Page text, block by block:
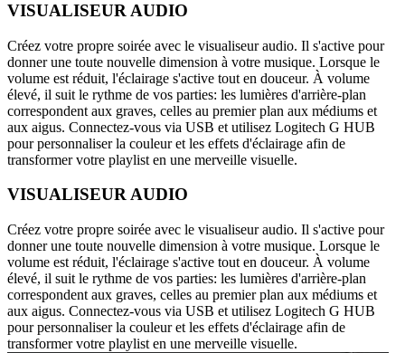
VISUALISEUR AUDIO
Créez votre propre soirée avec le visualiseur audio. Il s'active pour
donner une toute nouvelle dimension à votre musique. Lorsque le
volume est réduit, l'éclairage s'active tout en douceur. À volume
élevé, il suit le rythme de vos parties: les lumières d'arrière-plan
correspondent aux graves, celles au premier plan aux médiums et
aux aigus. Connectez-vous via USB et utilisez Logitech G HUB
pour personnaliser la couleur et les effets d'éclairage afin de
transformer votre playlist en une merveille visuelle.
VISUALISEUR AUDIO
Créez votre propre soirée avec le visualiseur audio. Il s'active pour
donner une toute nouvelle dimension à votre musique. Lorsque le
volume est réduit, l'éclairage s'active tout en douceur. À volume
élevé, il suit le rythme de vos parties: les lumières d'arrière-plan
correspondent aux graves, celles au premier plan aux médiums et
aux aigus. Connectez-vous via USB et utilisez Logitech G HUB
pour personnaliser la couleur et les effets d'éclairage afin de
transformer votre playlist en une merveille visuelle.